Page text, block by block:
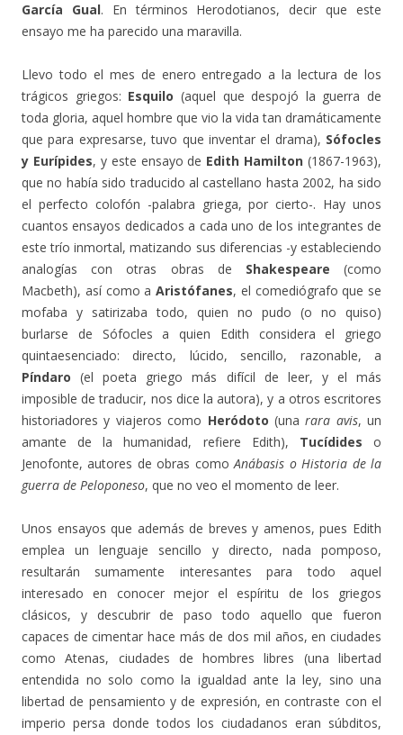
García Gual. En términos Herodotianos, decir que este
ensayo me ha parecido una maravilla.
Llevo todo el mes de enero entregado a la lectura de los
trágicos griegos: Esquilo (aquel que despojó la guerra de
toda gloria, aquel hombre que vio la vida tan dramáticamente
que para expresarse, tuvo que inventar el drama), Sófocles
y Eurípides, y este ensayo de Edith Hamilton (1867-1963),
que no había sido traducido al castellano hasta 2002, ha sido
el perfecto colofón -palabra griega, por cierto-. Hay unos
cuantos ensayos dedicados a cada uno de los integrantes de
este trío inmortal, matizando sus diferencias -y estableciendo
analogías con otras obras de Shakespeare (como
Macbeth), así como a Aristófanes, el comediógrafo que se
mofaba y satirizaba todo, quien no pudo (o no quiso)
burlarse de Sófocles a quien Edith considera el griego
quintaesenciado: directo, lúcido, sencillo, razonable, a
Píndaro (el poeta griego más difícil de leer, y el más
imposible de traducir, nos dice la autora), y a otros escritores
historiadores y viajeros como Heródoto (unarara avis, un
amante de la humanidad, refiere Edith), Tucídides o
Jenofonte, autores de obras comoAnábasis o Historia de la
guerra de Peloponeso, que no veo el momento de leer.
Unos ensayos que además de breves y amenos, pues Edith
emplea un lenguaje sencillo y directo, nada pomposo,
resultarán sumamente interesantes para todo aquel
interesado en conocer mejor el espíritu de los griegos
clásicos, y descubrir de paso todo aquello que fueron
capaces de cimentar hace más de dos mil años, en ciudades
como Atenas, ciudades de hombres libres (una libertad
entendida no solo como la igualdad ante la ley, sino una
libertad de pensamiento y de expresión, en contraste con el
imperio persa donde todos los ciudadanos eran súbditos,